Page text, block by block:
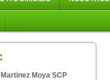
Moya SCP